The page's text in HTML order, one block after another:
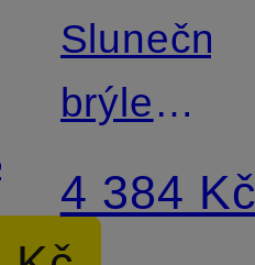
Sluneční
brýle
MK-
2170U
4 384